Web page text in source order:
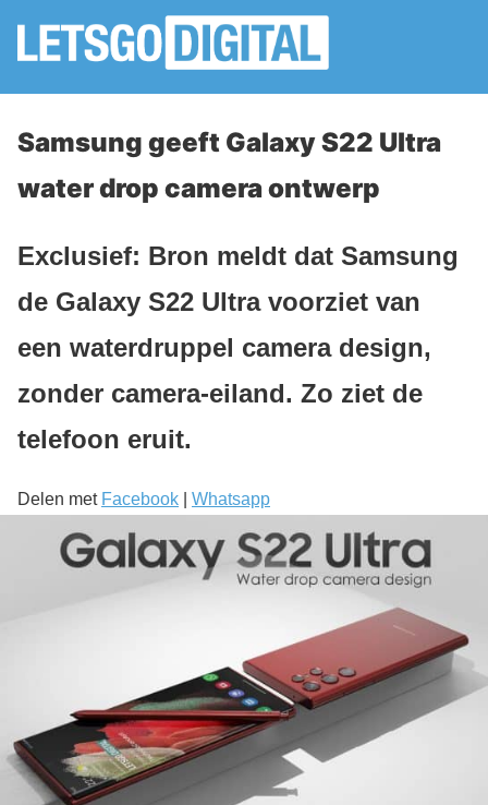
Samsung geeft Galaxy S22 Ultra
water drop camera ontwerp
Exclusief: Bron meldt dat Samsung
de Galaxy S22 Ultra voorziet van
een waterdruppel camera design,
zonder camera-eiland. Zo ziet de
telefoon eruit.
Delen met Facebook Whatsapp